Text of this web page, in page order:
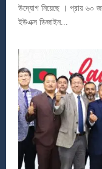
উদ্যোগ নিয়েছে । প্রায় ৬০
ইউএক্স ডিজাইন...